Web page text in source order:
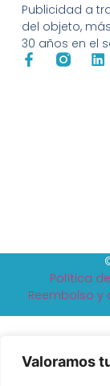
Valoramos
Publicidad a
del objeto,
30 años en el
Política
Reembolso y